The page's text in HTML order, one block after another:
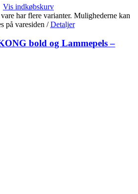
Vis indkøbskurv
har flere varianter. Mulighederne kan
på varesiden / Detaljer
bold og Lammepels –